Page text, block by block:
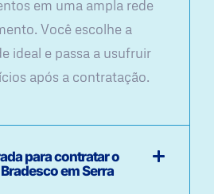
em uma ampla rede
Você escolhe a
ideal e passa a usufruir
após a contratação.
para contratar o
em Serra